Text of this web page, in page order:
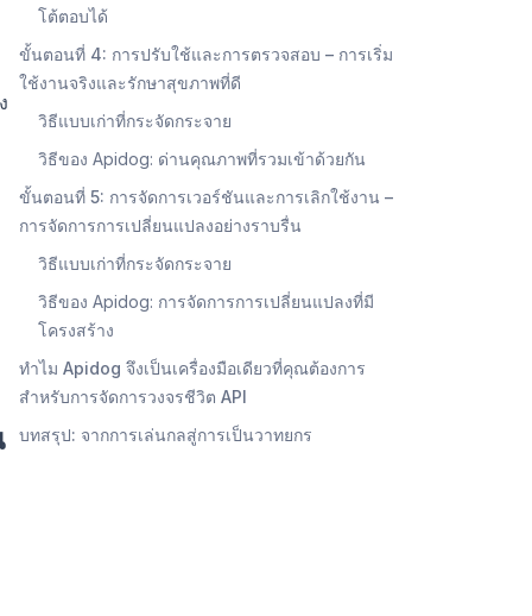
โต้ตอบได้
ขั้นตอนที่ 4: การปรับใช้และการตรวจสอบ – การเริ่ม
ใช้งานจริงและรักษาสุขภาพที่ดี
วิธีแบบเก่าที่กระจัดกระจาย
วิธีของ Apidog: ด่านคุณภาพที่รวมเข้าด้วยกัน
ขั้นตอนที่ 5: การจัดการเวอร์ชันและการเลิกใช้งาน –
การจัดการการเปลี่ยนแปลงอย่างราบรื่น
วิธีแบบเก่าที่กระจัดกระจาย
วิธีของ Apidog: การจัดการการเปลี่ยนแปลงที่มี
โครงสร้าง
ทำไม Apidog จึงเป็นเครื่องมือเดียวที่คุณต้องการ
สำหรับการจัดการวงจรชีวิต API
บทสรุป: จากการเล่นกลสู่การเป็นวาทยกร